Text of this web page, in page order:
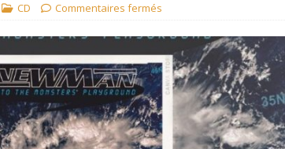
CD Commentaires fermés